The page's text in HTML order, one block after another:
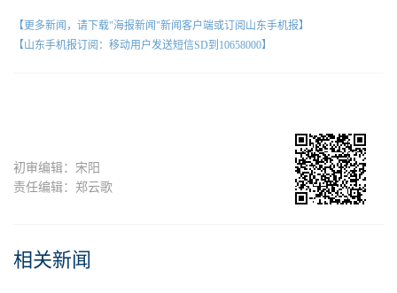
【更多新闻，请下载"海报新闻"新闻客户端或订阅山东手机报】
【山东手机报订阅：移动用户发送短信SD到10658000】
初审编辑：宋阳
责任编辑：郑云歌
相关新闻